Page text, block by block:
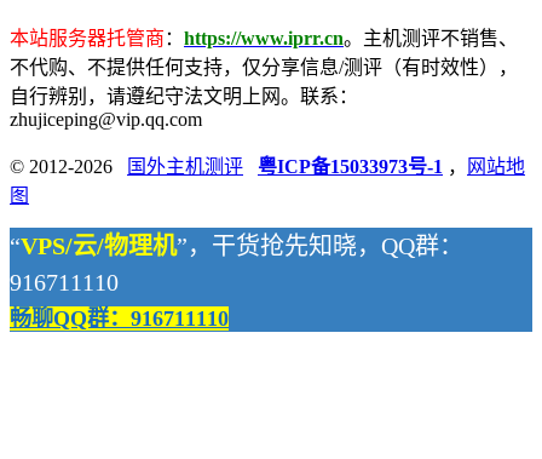
本站服务器托管商 ： https://www.iprr.cn。主机测评不销售、
不代购、不提供任何支持，仅分享信息/测评（有时效性），
自行辨别，请遵纪守法文明上网。联系：
zhujiceping@vip.qq.com
© 2012-2026 国外主机测评 粤ICP备15033973号-1 ，
网站地
图
“VPS/云/物理机”，干货抢先知晓，QQ群：
916711110
畅聊QQ群：916711110